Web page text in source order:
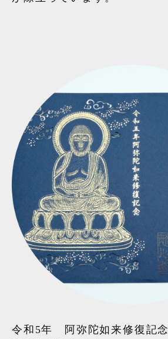
令和5年 阿弥陀如来修復記念